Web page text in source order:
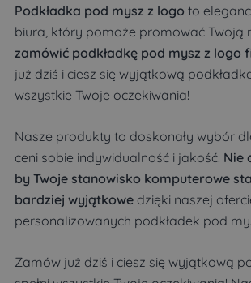
Podkładka pod mysz z logo to
biura, który pomoże promować Twoją
zamówić podkładkę pod mysz z logo
już dziś i ciesz się wyjątkową
wszystkie Twoje oczekiwania!
Nasze produkty to doskonały wybór
ceni sobie indywidualność i jakość. Nie
by Twoje stanowisko komputerowe
bardziej wyjątkowe dzięki naszej
personalizowanych podkładek pod
Zamów już dziś i ciesz się wyjątkową